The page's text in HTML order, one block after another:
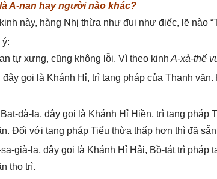
A-nan hay người nào khác?
này, hàng Nhị thừa như đui như điếc, lẽ nào
tự xưng, cũng không lỗi. Vì theo kinh A-xà-thế
đây gọi là Khánh Hỉ, trì tạng pháp của Thanh
Bạt-đà-la, đây gọi là Khánh Hỉ Hiền, trì tạng
Đối với tạng pháp Tiểu thừa thấp hơn thì đã
sa-già-la, đây gọi là Khánh Hỉ Hải, Bồ-tát trì
thọ trì.